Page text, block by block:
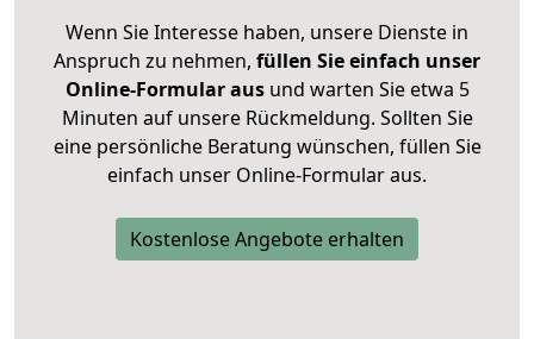
Wenn Sie Interesse haben, unsere Dienste in
Anspruch zu nehmen, füllen Sie einfach unser
Online-Formular ausund warten Sie etwa 5
Minuten auf unsere Rückmeldung. Sollten Sie
eine persönliche Beratung wünschen, füllen Sie
einfach unser Online-Formular aus.
Kostenlose Angebote erhalten